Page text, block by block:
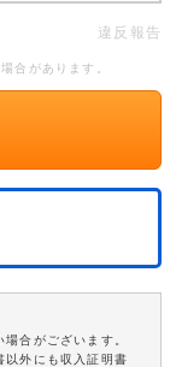
違反報告
合があります。
合がございます。
外にも収入証明書